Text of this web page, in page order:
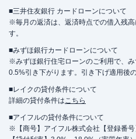
■三井住友銀行 カードローンについて
※毎月の返済は、返済時点での借入残
す。
■みずほ銀行カードローンについて
※みずほ銀行住宅ローンのご利用で、
0.5%引き下がります。引き下げ適用後
■レイクの貸付条件について
詳細の貸付条件はこちら
■アイフルの貸付条件について
※【商号】アイフル株式会社【登録番